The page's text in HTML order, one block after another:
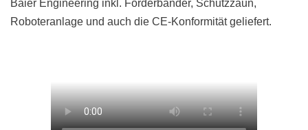
Baier Engineering inkl. Förderbänder, Schutzzaun,
Roboteranlage und auch die CE-Konformität geliefert.